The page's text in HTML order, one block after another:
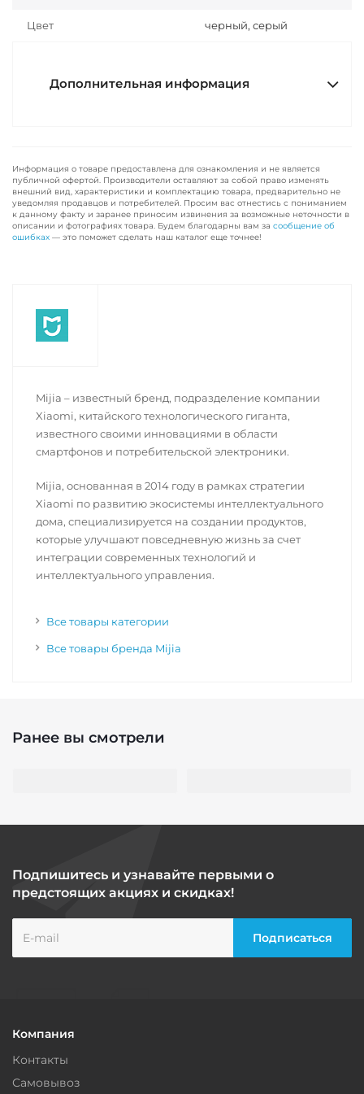
Цвет черный, серый
Дополнительная информация
Информация о товаре предоставлена для ознакомления и не является
публичной офертой. Производители оставляют за собой право изменять
внешний вид, характеристики и комплектацию товара, предварительно не
уведомляя продавцов и потребителей. Просим вас отнестись с пониманием
к данному факту и заранее приносим извинения за возможные неточности в
описании и фотографиях товара. Будем благодарны вам за сообщение об
ошибках — это поможет сделать наш каталог еще точнее!
Mijia – известный бренд, подразделение компании
Xiaomi, китайского технологического гиганта,
известного своими инновациями в области
смартфонов и потребительской электроники.
Mijia, основанная в 2014 году в рамках стратегии
Xiaomi по развитию экосистемы интеллектуального
дома, специализируется на создании продуктов,
которые улучшают повседневную жизнь за счет
интеграции современных технологий и
интеллектуального управления.
Все товары категории
Все товары бренда Mijia
Ранее вы смотрели
Подпишитесь и узнавайте первыми о
предстоящих акциях и скидках!
Компания
Контакты
Самовывоз